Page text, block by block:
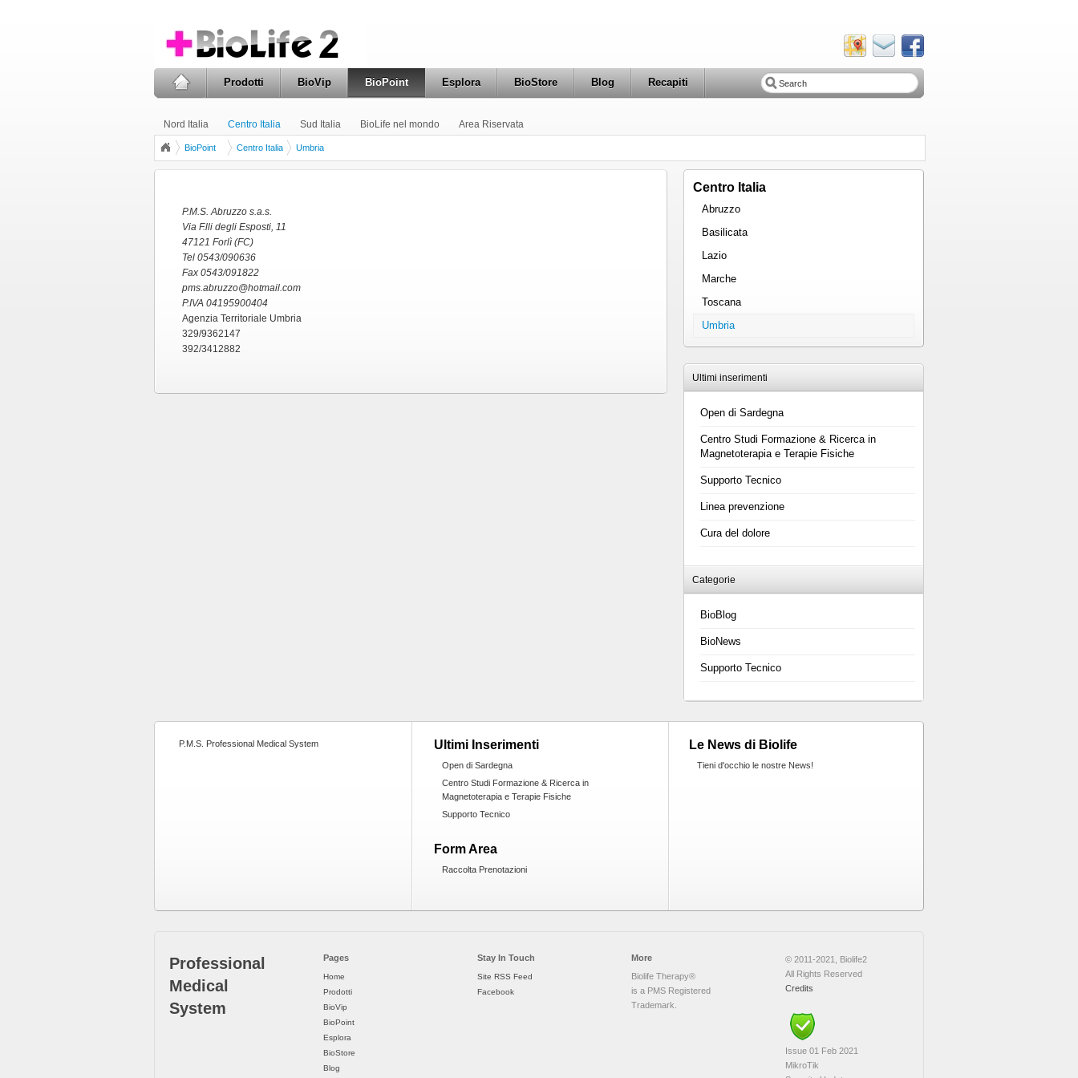
Prodotti BioVip BioPoint Esplora BioStore Blog Recapiti
Nord Italia Centro Italia Sud Italia BioLife nel mondo Area Riservata
BioPoint Centro Italia Umbria
P.M.S. Abruzzo s.a.s.
Via F.lli degli Esposti, 11
47121 Forlì (FC)
Tel 0543/090636
Fax 0543/091822
pms.abruzzo@hotmail.com
P.IVA 04195900404
Agenzia Territoriale Umbria
329/9362147
392/3412882
Centro Italia
Abruzzo
Basilicata
Lazio
Marche
Toscana
Umbria
Ultimi inserimenti
Open di Sardegna
Centro Studi Formazione & Ricerca in
Magnetoterapia e Terapie Fisiche
Supporto Tecnico
Linea prevenzione
Cura del dolore
Categorie
BioBlog
BioNews
Supporto Tecnico
P.M.S. Professional Medical System Ultimi Inserimenti
Open di Sardegna
Centro Studi Formazione & Ricerca in
Magnetoterapia e Terapie Fisiche
Supporto Tecnico
Form Area
Raccolta Prenotazioni
Le News di Biolife
Tieni d'occhio le nostre News!
Professional
Medical
System
Pages
Home
Prodotti
BioVip
BioPoint
Esplora
BioStore
Blog
Stay In Touch
Site RSS Feed
Facebook
More
Biolife Therapy®
is a PMS Registered
Trademark.
© 2011-2021, Biolife2
All Rights Reserved
Credits
Issue 01 Feb 2021
MikroTik